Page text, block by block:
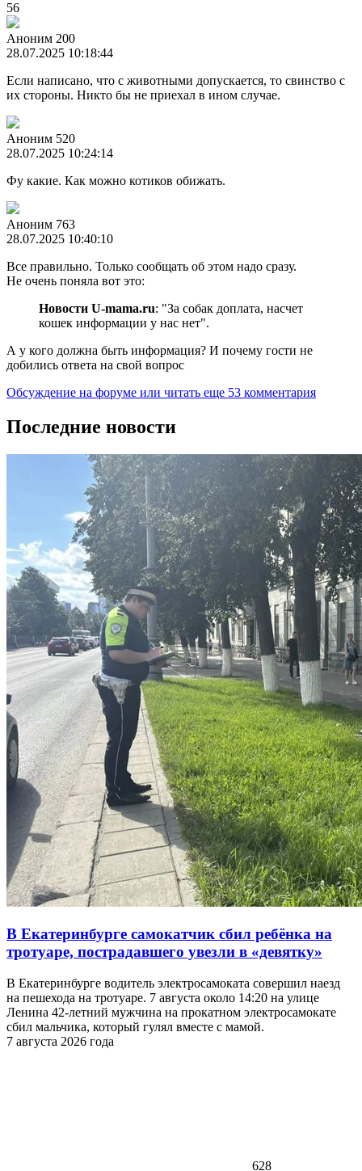
56
Аноним 200
28.07.2025 10:18:44
Если написано, что с животными допускается, то свинство с
их стороны. Никто бы не приехал в ином случае.
Аноним 520
28.07.2025 10:24:14
Фу какие. Как можно котиков обижать.
Аноним 763
28.07.2025 10:40:10
Все правильно. Только сообщать об этом надо сразу.
Не очень поняла вот это:
Новости U-mama.ru: "За собак доплата, насчет
кошек информации у нас нет".
А у кого должна быть информация? И почему гости не
добились ответа на свой вопрос
Обсуждение на форуме или читать еще 53 комментария
Последние новости
В Екатеринбурге самокатчик сбил ребёнка на
тротуаре, пострадавшего увезли в «девятку»
В Екатеринбурге водитель электросамоката совершил наезд
на пешехода на тротуаре. 7 августа около 14:20 на улице
Ленина 42-летний мужчина на прокатном электросамокате
сбил мальчика, который гулял вместе с мамой.
7 августа 2026 года
628